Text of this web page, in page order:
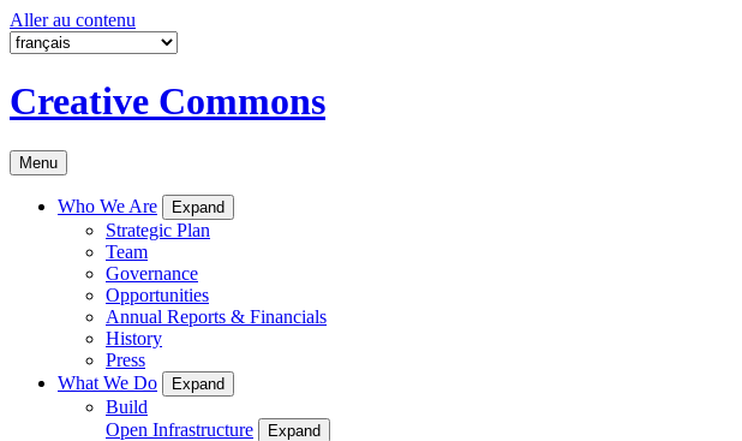
Aller au contenu
Creative Commons
Menu
Who We Are Expand
Strategic Plan
Team
Governance
Opportunities
Annual Reports & Financials
History
Press
What We Do
Expand
Build
Open Infrastructure
Expand